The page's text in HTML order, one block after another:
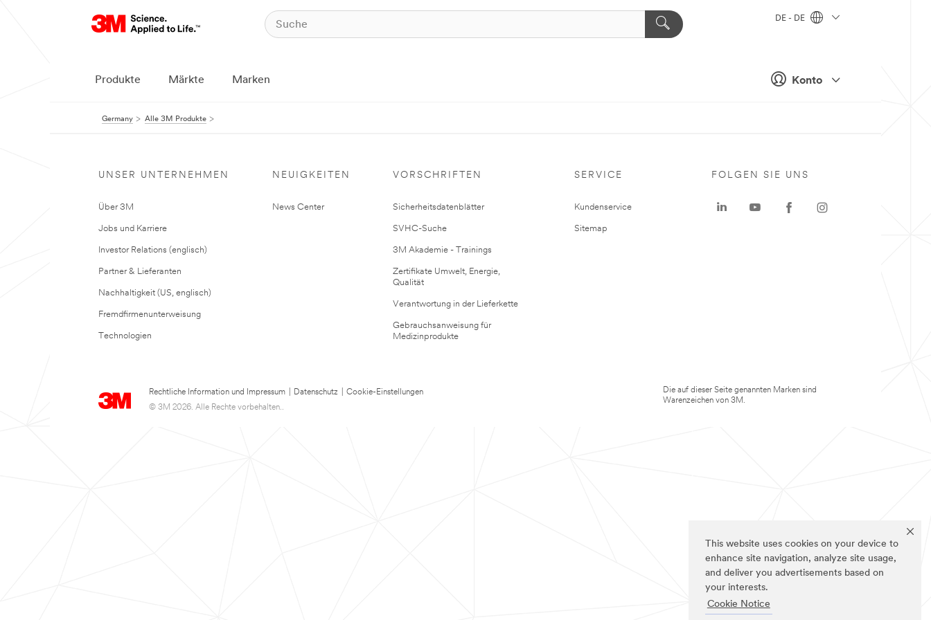
This website uses cookies on your device to
enhance site navigation, analyze site usage,
and deliver you advertisements based on
your interests.
Cookie Notice
Konto
DE - DE
Produkte Märkte Marken
Germany Alle 3M Produkte
UNSER UNTERNEHMEN
Über 3M
Jobs und Karriere
Investor Relations (englisch)
Partner & Lieferanten
Nachhaltigkeit (US, englisch)
Fremdfirmenunterweisung
Technologien
NEUIGKEITEN
News Center
VORSCHRIFTEN
Sicherheitsdatenblätter
SVHC-Suche
3M Akademie - Trainings
Zertifikate Umwelt, Energie,
Qualität
Verantwortung in der Lieferkette
Gebrauchsanweisung für
Medizinprodukte
SERVICE
Kundenservice
Sitemap
Rechtliche Information und Impressum Datenschutz
Cookie-Einstellungen
© 3M 2026. Alle Rechte vorbehalten..
FOLGEN SIE UNS
Die auf dieser Seite genannten Marken sind
Warenzeichen von 3M.